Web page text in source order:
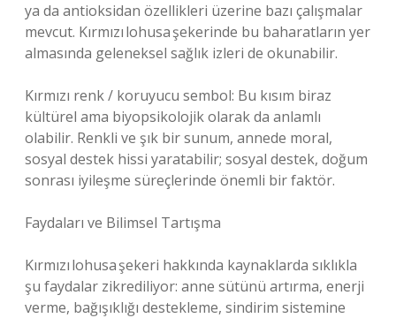
ya da antioksidan özellikleri üzerine bazı çalışmalar
mevcut. Kırmızı lohusa şekerinde bu baharatların yer
almasında geleneksel sağlık izleri de okunabilir.
Kırmızı renk / koruyucu sembol: Bu kısım biraz
kültürel ama biyopsikolojik olarak da anlamlı
olabilir. Renkli ve şık bir sunum, annede moral,
sosyal destek hissi yaratabilir; sosyal destek, doğum
sonrası iyileşme süreçlerinde önemli bir faktör.
Faydaları ve Bilimsel Tartışma
Kırmızı lohusa şekeri hakkında kaynaklarda sıklıkla
şu faydalar zikrediliyor: anne sütünü artırma, enerji
verme, bağışıklığı destekleme, sindirim sistemine